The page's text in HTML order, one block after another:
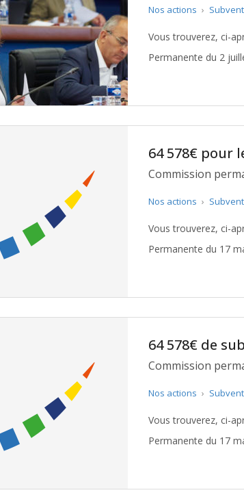
Nos actions ›
Vous trouverez, ci-
Permanente du 2
64 578€ pour
Commission
Nos actions ›
Vous trouverez, ci-
Permanente du 17
64 578€ de
Commission
Nos actions ›
Vous trouverez, ci-
Permanente du 17